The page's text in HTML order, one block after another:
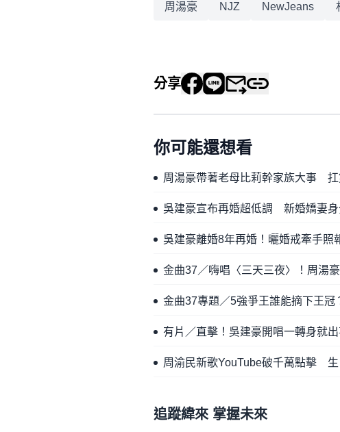
周湯豪 NJZ NewJeans
分享
你可能還想看
周湯豪帶著老母比莉幹家族大事 扛
吳建豪宣布再婚超低調 新婚嬌妻
吳建豪離婚8年再婚！曬婚戒牽手照
金曲37／嗨唱〈三天三夜〉！周湯
金曲37專題／5強爭王誰能摘下王冠
有片／直擊！吳建豪開唱一轉身就
周渝民新歌YouTube破千萬點擊
追蹤緯來 掌握未來